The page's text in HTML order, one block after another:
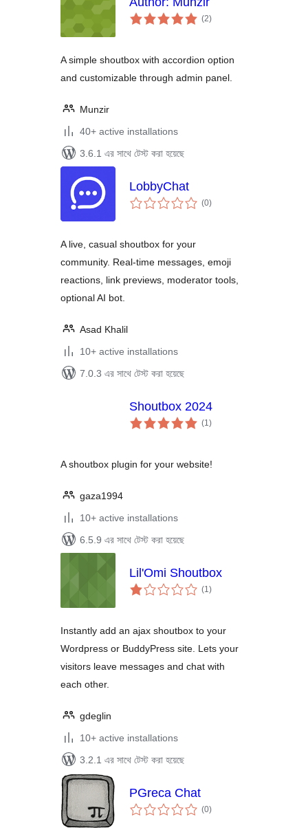
(2total
ratings
)
A simple shoutbox with accordion option
and customizable through admin panel.
Munzir
40+ active installations
3.6.1 এর সাথে টেস্ট করা হয়েছে
LobbyChat
(0total
ratings
)
A live, casual shoutbox for your
community. Real-time messages, emoji
reactions, link previews, moderator tools,
optional AI bot.
Asad Khalil
10+ active installations
7.0.3 এর সাথে টেস্ট করা হয়েছে
Shoutbox 2024
(1total
ratings
)
A shoutbox plugin for your website!
gaza1994
10+ active installations
6.5.9 এর সাথে টেস্ট করা হয়েছে
Lil'Omi Shoutbox
(1total
ratings
)
Instantly add an ajax shoutbox to your
Wordpress or BuddyPress site. Lets your
visitors leave messages and chat with
each other.
gdeglin
10+ active installations
3.2.1 এর সাথে টেস্ট করা হয়েছে
PGreca Chat
(0total
ratings
)